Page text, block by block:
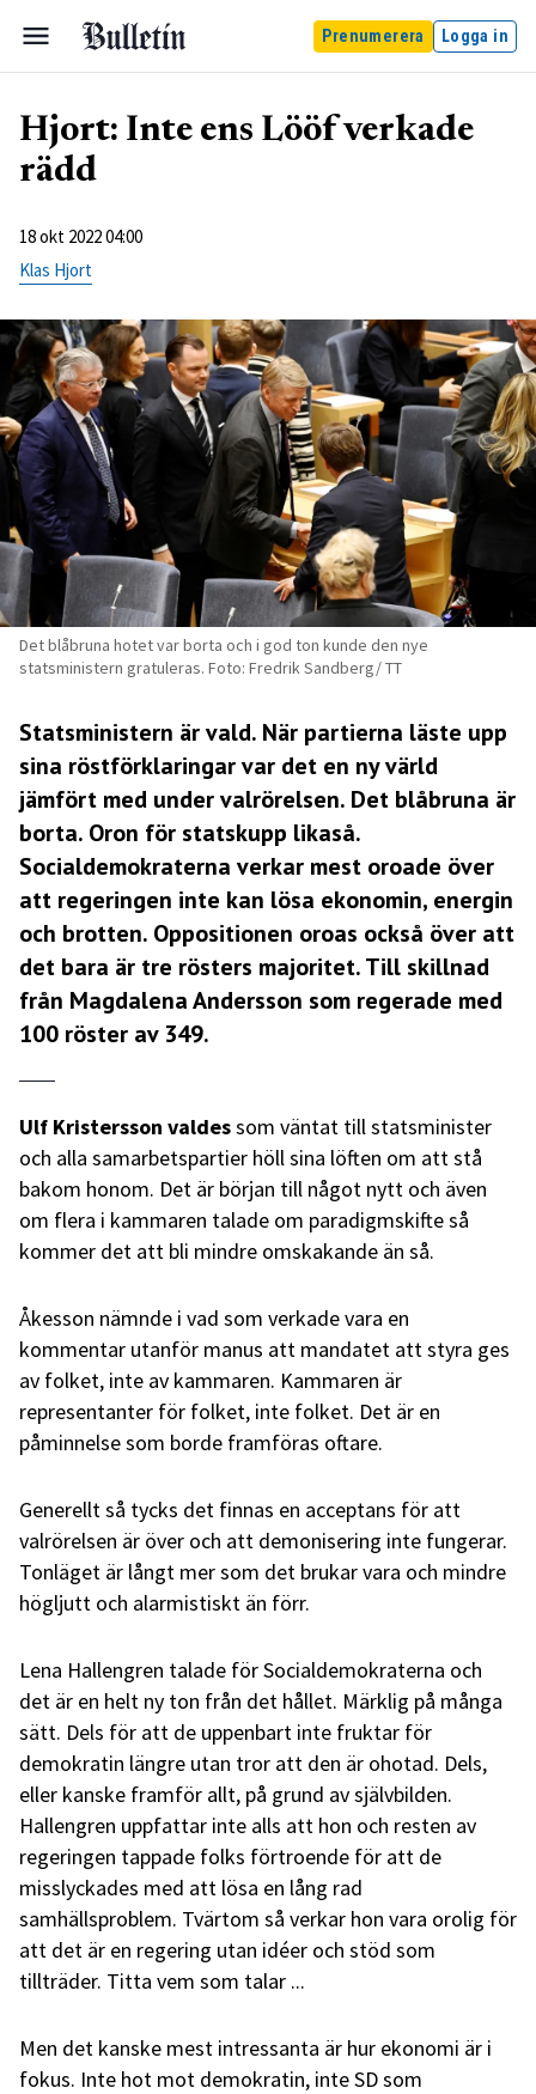
Prenumerera Logga in
Hjort: Inte ens Lööf verkade
rädd
18 okt 2022 04:00
Klas Hjort
Det blåbruna hotet var borta och i god ton kunde den nye
statsministern gratuleras. Foto: Fredrik Sandberg/ TT
Statsministern är vald. När partierna läste upp
sina röstförklaringar var det en ny värld
jämfört med under valrörelsen. Det blåbruna är
borta. Oron för statskupp likaså.
Socialdemokraterna verkar mest oroade över
att regeringen inte kan lösa ekonomin, energin
och brotten. Oppositionen oroas också över att
det bara är tre rösters majoritet. Till skillnad
från Magdalena Andersson som regerade med
100 röster av 349.
Ulf Kristersson valdessom väntat till statsminister
och alla samarbetspartier höll sina löften om att stå
bakom honom. Det är början till något nytt och även
om flera i kammaren talade om paradigmskifte så
kommer det att bli mindre omskakande än så.
Åkesson nämnde i vad som verkade vara en
kommentar utanför manus att mandatet att styra ges
av folket, inte av kammaren. Kammaren är
representanter för folket, inte folket. Det är en
påminnelse som borde framföras oftare.
Generellt så tycks det finnas en acceptans för att
valrörelsen är över och att demonisering inte fungerar.
Tonläget är långt mer som det brukar vara och mindre
högljutt och alarmistiskt än förr.
Lena Hallengren talade för Socialdemokraterna och
det är en helt ny ton från det hållet. Märklig på många
sätt. Dels för att de uppenbart inte fruktar för
demokratin längre utan tror att den är ohotad. Dels,
eller kanske framför allt, på grund av självbilden.
Hallengren uppfattar inte alls att hon och resten av
regeringen tappade folks förtroende för att de
misslyckades med att lösa en lång rad
samhällsproblem. Tvärtom så verkar hon vara orolig för
att det är en regering utan idéer och stöd som
tillträder. Titta vem som talar ...
Men det kanske mest intressanta är hur ekonomi är i
fokus. Inte hot mot demokratin, inte SD som